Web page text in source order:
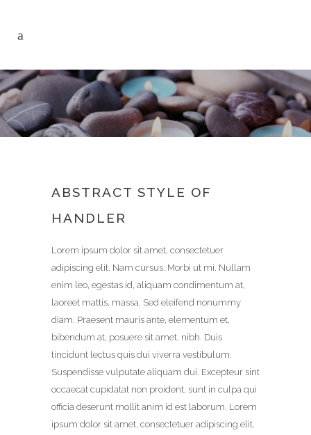
ABSTRACT STYLE OF
HANDLER
Lorem ipsum dolor sit amet, consectetuer
adipiscing elit. Nam cursus. Morbi ut mi. Nullam
enim leo, egestas id, aliquam condimentum at,
laoreet mattis, massa. Sed eleifend nonummy
diam. Praesent mauris ante, elementum et,
bibendum at, posuere sit amet, nibh. Duis
tincidunt lectus quis dui viverra vestibulum.
Suspendisse vulputate aliquam dui. Excepteur sint
occaecat cupidatat non proident, sunt in culpa qui
officia deserunt mollit anim id est laborum. Lorem
ipsum dolor sit amet, consectetuer adipiscing elit.